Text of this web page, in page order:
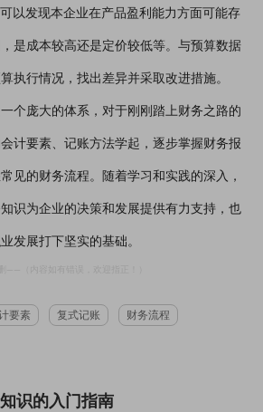
以发现本企业在产品盈利能力方面可能存
是成本较高还是定价较低等。与预算数据
执行情况，找出差异并采取改进措施。
个庞大的体系，对于刚刚踏上财务之路的
计要素、记账方法学起，逐步掌握财务报
见的财务流程。随着学习和实践的深入，
识为企业的决策和发展提供有力支持，也
发展打下坚实的基础。
要素 复式记账
财务流程
识的入门指南